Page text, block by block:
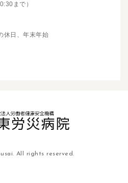
まで）
休日、年末年始
All rights reserved.